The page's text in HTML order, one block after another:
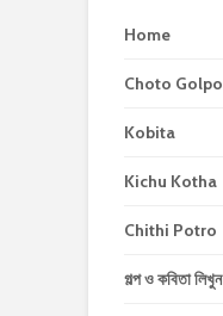
Home
Choto Golpo
Kobita
Kichu Kotha
Chithi Potro
গল্প ও কবিতা লিখুন